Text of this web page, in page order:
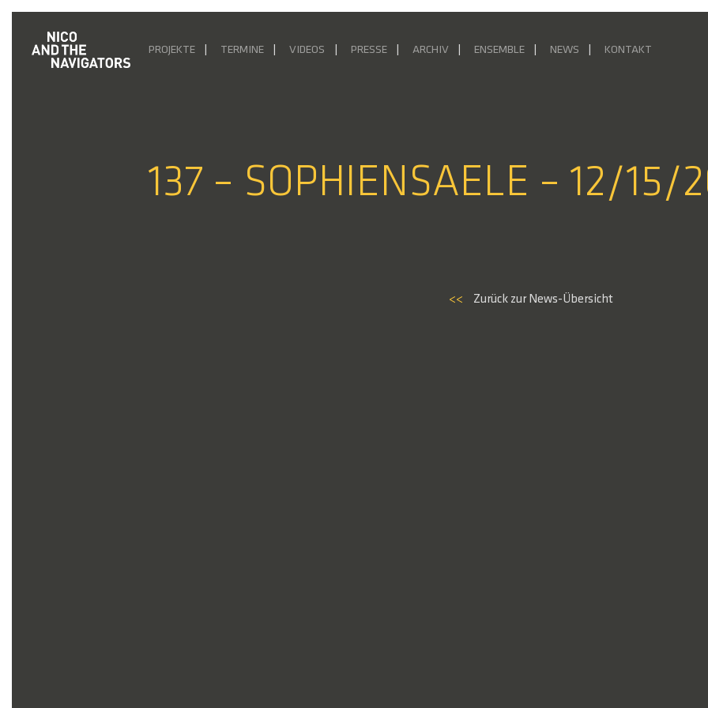
PROJEKTE TERMINE VIDEOS PRESSE ARCHIV ENSEMBLE NEWS KONTAKT
137 – SOPHIENSAELE – 12/15/
<< Zurück zur News-Übersicht